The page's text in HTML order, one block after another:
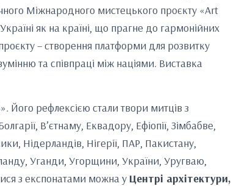
Міжнародного мистецького проєкту «Art
як на країні, що прагне до гармонійних
– створення платформи для розвитку
та співпраці між націями. Виставка
рефлексією стали твори митців з
В’єтнаму, Еквадору, Ефіопії, Зімбабве,
Нідерландів, Нігерії, ПАР, Пакистану,
Уганди, Угорщини, України, Уругваю,
з експонатами можна у Центрі архітектури,